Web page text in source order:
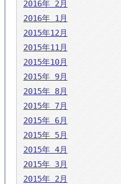
2016年 2月
2016年 1月
2015年12月
2015年11月
2015年10月
2015年 9月
2015年 8月
2015年 7月
2015年 6月
2015年 5月
2015年 4月
2015年 3月
2015年 2月